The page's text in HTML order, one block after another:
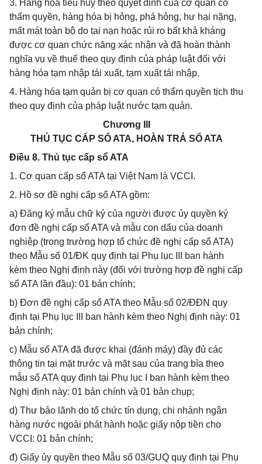
3. Hàng hóa tiêu hủy theo quyết định của cơ quan có
thẩm quyền, hàng hóa bị hỏng, phá hỏng, hư hại nặng,
mất mát toàn bộ do tai nạn hoặc rủi ro bất khả kháng
được cơ quan chức năng xác nhận và đã hoàn thành
nghĩa vụ về thuế theo quy định của pháp luật đối với
hàng hóa tạm nhập tái xuất, tạm xuất tái nhập.
4. Hàng hóa tạm quản bị cơ quan có thẩm quyền tịch thu
theo quy định của pháp luật nước tạm quản.
Chương III
THỦ TỤC CẤP SỔ ATA, HOÀN TRẢ SỔ ATA
Điều 8. Thủ tục cấp sổ ATA
1. Cơ quan cấp sổ ATA tại Việt Nam là VCCI.
2. Hồ sơ đề nghị cấp sổ ATA gồm:
a) Đăng ký mẫu chữ ký của người được ủy quyền ký
đơn đề nghị cấp sổ ATA và mẫu con dấu của doanh
nghiệp (trong trường hợp tổ chức đề nghị cấp sổ ATA)
theo Mẫu số 01/ĐK quy định tại Phụ lục III ban hành
kèm theo Nghị định này (đối với trường hợp đề nghị cấp
sổ ATA lần đầu): 01 bản chính;
b) Đơn đề nghị cấp sổ ATA theo Mẫu số 02/ĐĐN quy
định tại Phụ lục III ban hành kèm theo Nghị định này: 01
bản chính;
c) Mẫu sổ ATA đã được khai (đánh máy) đầy đủ các
thông tin tại mặt trước và mặt sau của trang bìa theo
mẫu sổ ATA quy định tại Phụ lục I ban hành kèm theo
Nghị định này: 01 bản chính và 01 bản chụp;
d) Thư bảo lãnh do tổ chức tín dụng, chi nhánh ngân
hàng nước ngoài phát hành hoặc giấy nộp tiền cho
VCCI: 01 bản chính;
đ) Giấy ủy quyền theo Mẫu số 03/GUQ quy định tại Phụ